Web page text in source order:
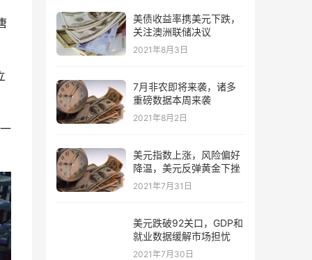
美债收益率携美元下跌，
关注澳洲联储决议
2021年8月3日
7月非农即将来袭，诸多
重磅数据本周来袭
2021年8月2日
美元指数上涨，风险偏好
降温，美元反弹黄金下挫
2021年7月31日
美元跌破92关口，GDP和
就业数据缓解市场担忧
2021年7月30日